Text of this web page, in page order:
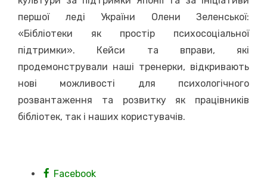
першої леді України Олени Зеленської:
«Бібліотеки як простір психосоціальної
підтримки». Кейси та вправи, які
продемонстрували наші тренерки, відкривають
нові можливості для психологічного
розвантаження та розвитку як працівників
бібліотек, так і наших користувачів.
Facebook